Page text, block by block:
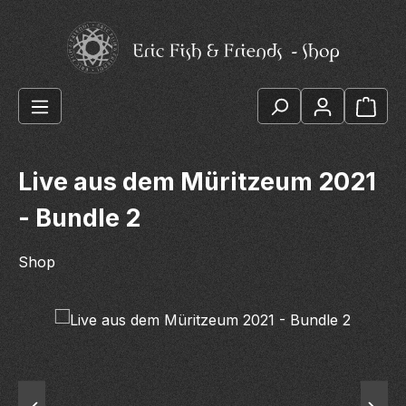
Zum Hauptinhalt springen
Live aus dem Müritzeum 2021
- Bundle 2
Shop
Bildergalerie überspringen